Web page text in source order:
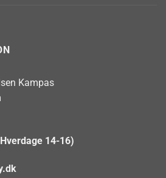
Kampas
14-16)